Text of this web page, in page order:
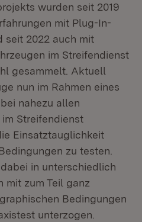
wurden seit 2019
mit Plug-In-
seit 2022 auch mit
im Streifendienst
gesammelt. Aktuell
nun im Rahmen eines
nahezu allen
Streifendienst
Einsatztauglichkeit
zu testen.
in unterschiedlich
mit zum Teil ganz
Bedingungen
unterzogen.